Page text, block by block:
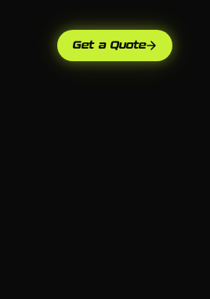
Get a Quote